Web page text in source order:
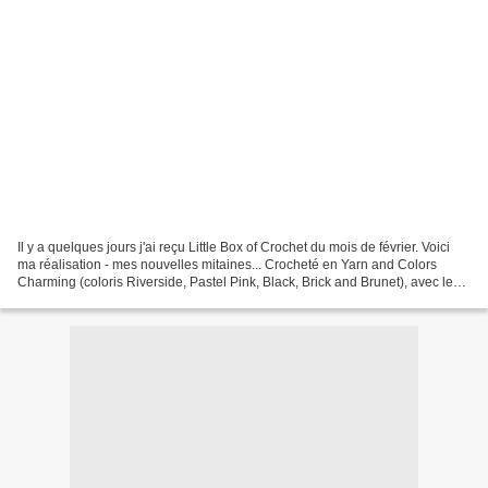
Il y a quelques jours j'ai reçu Little Box of Crochet du mois de février. Voici
ma réalisation - mes nouvelles mitaines... Crocheté en Yarn and Colors
Charming (coloris Riverside, Pastel Pink, Black, Brick and Brunet), avec le